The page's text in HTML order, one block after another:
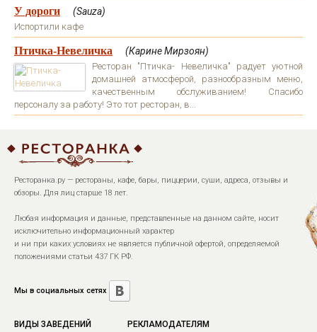
У дороги (Sauza)
Испортили кафе
Птичка-Невеличка (Карине Мирзоян)
Ресторан "Птичка- Невеличка" радует уютной
домашней атмосферой, разнообразным меню,
качественным обслуживанием! Спасибо
персоналу за работу! Это тот ресторан, в...
Ресторанка.ру — рестораны, кафе, бары, пиццерии, суши, адреса, отзывы и
обзоры. Для лиц старше 18 лет.
Любая информация и данные, представленные на данном сайте, носит
исключительно информационный характер
и ни при каких условиях не является публичной офертой, определяемой
положениями статьи 437 ГК РФ.
Мы в социальных сетях
ВИДЫ ЗАВЕДЕНИЙ РЕКЛАМОДАТЕЛЯМ